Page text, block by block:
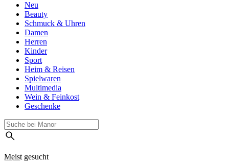
Neu
Beauty
Schmuck & Uhren
Damen
Herren
Kinder
Sport
Heim & Reisen
Spielwaren
Multimedia
Wein & Feinkost
Geschenke
Meist gesucht